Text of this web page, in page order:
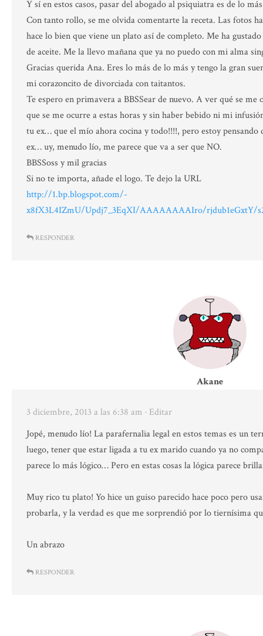
Y sí en estos casos, pasar del abogado al psiquiatra es de lo
Con tanto rollo, se me olvida comentarte la receta. Las fotos
hace lo bien que viene un plato así de completo. Me ha
de aceite. Me la llevo mañana que ya no puedo con mi alma
Gracias querida Ana. Eres lo más de lo más y tengo la gran
mi corazoncito de divorciada con taitantos.
Te espero en primavera a BBSSear de nuevo. A ver qué se me
que se me ocurre a estas horas y sin haber bebido ni mi
tu ex… que el mío ahora cocina y todo!!!!, pero estoy pensando
ex… uy, menudo lío, me parece que va a ser que NO.
BBSSoss y mil gracias
Si no te importa, añade el logo. Te dejo la URL
http://1.bp.blogspot.com/-
x8fX3L4IZmU/Updj7_3EqXI/AAAAAAAAIro/rjdub1eGxtY/
RESPONDER
Akane
3 diciembre, 2013 a las 6:38 am · Editar
Jopé, menudo lío! La parafernalia legal en estos temas es un
luego, tener que estar ligada a tu ex marido cuando ya no
parece lo más lógico… Pero en estas cosas la lógica parece
Muy rico tu plato! Yo hice un guiso parecido hace poco pero
probarla, y la verdad es que me sorprendió por lo tiernísima
Un abrazo
RESPONDER